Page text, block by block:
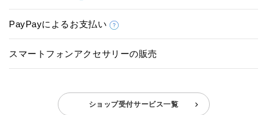
PayPayによるお支払い
スマートフォンアクセサリーの販売
ショップ受付サービス一覧